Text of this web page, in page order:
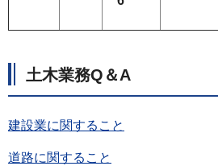
土木業務Q＆A
建設業に関すること
道路に関すること